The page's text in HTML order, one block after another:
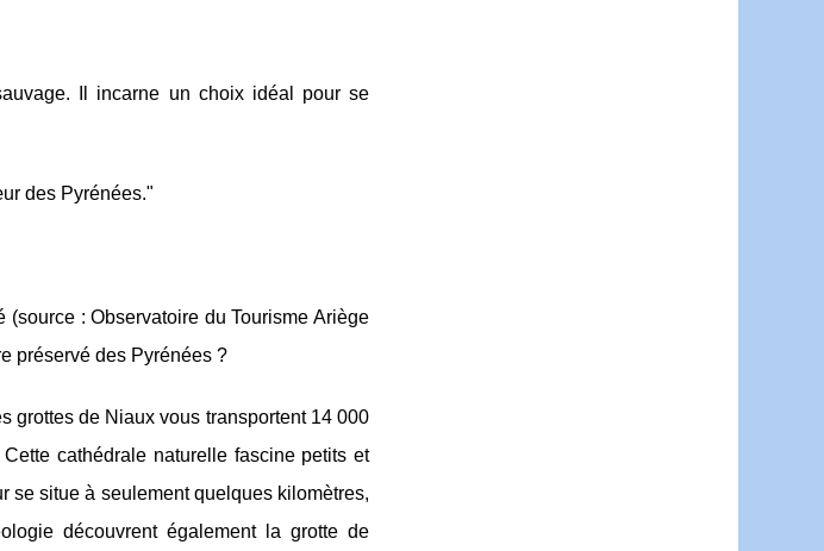
Il incarne un choix idéal pour se
des Pyrénées."
: Observatoire du Tourisme Ariège
préservé des Pyrénées ?
grottes de Niaux vous transportent 14 000
cathédrale naturelle fascine petits et
se situe à seulement quelques kilomètres,
découvrent également la grotte de